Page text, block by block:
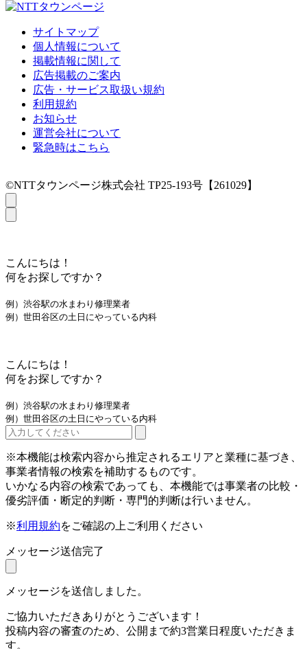
サイトマップ
個人情報について
掲載情報に関して
広告掲載のご案内
広告・サービス取扱い規約
利用規約
お知らせ
運営会社について
緊急時はこちら
©NTTタウンページ株式会社 TP25-193号【261029】
こんにちは！
何をお探しですか？
例）渋谷駅の水まわり修理業者
例）世田谷区の土日にやっている内科
こんにちは！
何をお探しですか？
例）渋谷駅の水まわり修理業者
例）世田谷区の土日にやっている内科
※本機能は検索内容から推定されるエリアと業種に基づき、
事業者情報の検索を補助するものです。
いかなる内容の検索であっても、本機能では事業者の比較・
優劣評価・断定的判断・専門的判断は行いません。
※利用規約をご確認の上ご利用ください
メッセージ送信完了
メッセージを送信しました。
ご協力いただきありがとうございます！
投稿内容の審査のため、公開まで約3営業日程度いただきま
す。